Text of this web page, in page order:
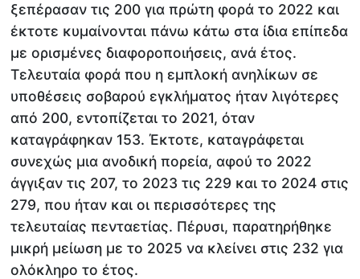
ξεπέρασαν τις 200 για πρώτη φορά το 2022 και
έκτοτε κυμαίνονται πάνω κάτω στα ίδια επίπεδα
με ορισμένες διαφοροποιήσεις, ανά έτος.
Τελευταία φορά που η εμπλοκή ανηλίκων σε
υποθέσεις σοβαρού εγκλήματος ήταν λιγότερες
από 200, εντοπίζεται το 2021, όταν
καταγράφηκαν 153. Έκτοτε, καταγράφεται
συνεχώς μια ανοδική πορεία, αφού το 2022
άγγιξαν τις 207, το 2023 τις 229 και το 2024 στις
279, που ήταν και οι περισσότερες της
τελευταίας πενταετίας. Πέρυσι, παρατηρήθηκε
μικρή μείωση με το 2025 να κλείνει στις 232 για
ολόκληρο το έτος.